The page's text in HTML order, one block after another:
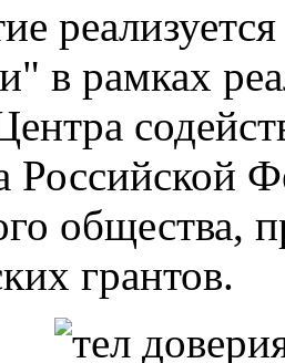
в рамках
Российской
общества,
грантов.